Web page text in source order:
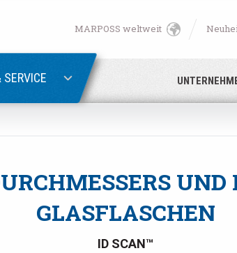
SERVICE
MARPOSS weltweit
GLASFLASCHEN
ID SCAN™
English
Deutsch
Español
PASSWORTWIEDERHERSTELLUNG